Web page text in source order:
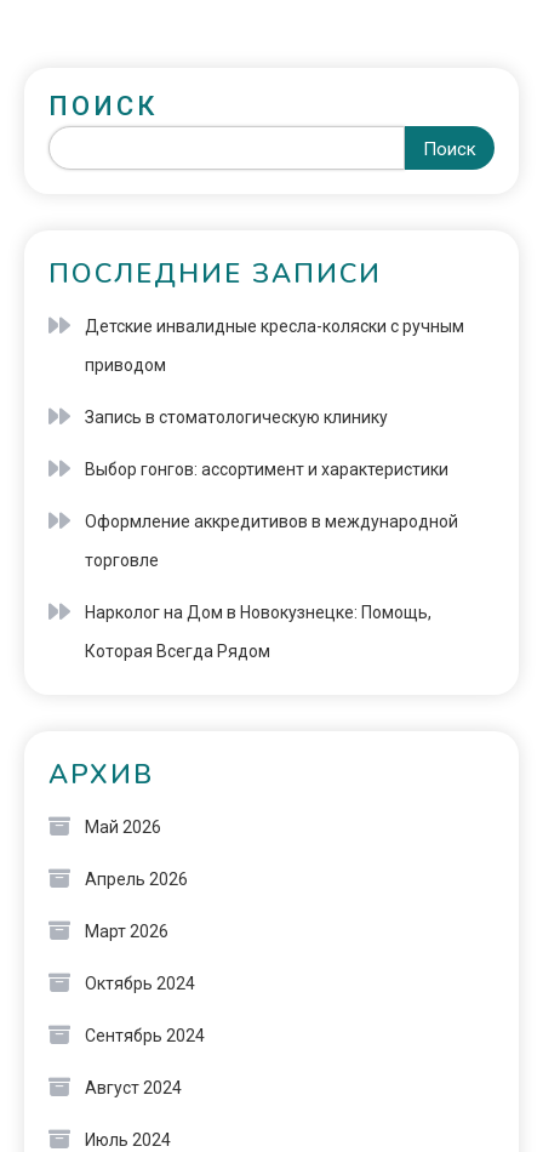
ПОИСК
Поиск
ПОСЛЕДНИЕ ЗАПИСИ
Детские инвалидные кресла-коляски с ручным
приводом
Запись в стоматологическую клинику
Выбор гонгов: ассортимент и характеристики
Оформление аккредитивов в международной
торговле
Нарколог на Дом в Новокузнецке: Помощь,
Которая Всегда Рядом
АРХИВ
Май 2026
Апрель 2026
Март 2026
Октябрь 2024
Сентябрь 2024
Август 2024
Июль 2024